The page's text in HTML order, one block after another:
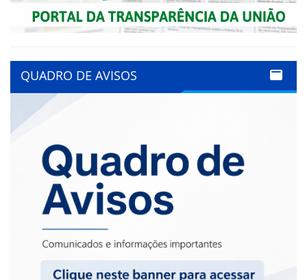
QUADRO DE AVISOS